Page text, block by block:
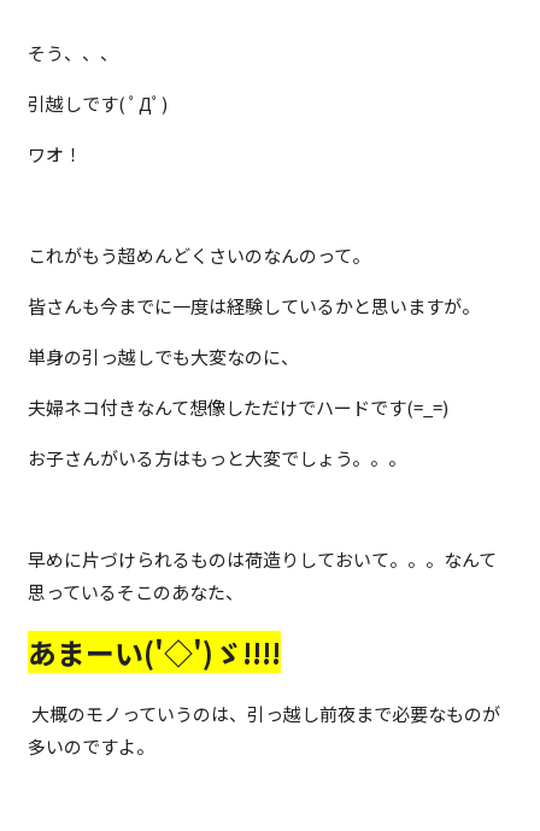
そう、、、
引越しです( ﾟДﾟ)
ワオ！
これがもう超めんどくさいのなんのって。
皆さんも今までに一度は経験しているかと思いますが。
単身の引っ越しでも大変なのに、
夫婦ネコ付きなんて想像しただけでハードです(=_=)
お子さんがいる方はもっと大変でしょう。。。
早めに片づけられるものは荷造りしておいて。。。なんて
思っているそこのあなた、
あまーい('◇')ゞ!!!!
大概のモノっていうのは、引っ越し前夜まで必要なものが
多いのですよ。